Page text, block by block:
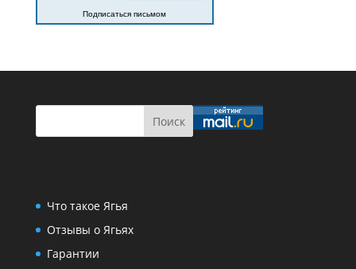
Подписаться письмом
Что такое Ягья
Отзывы о Ягьях
Гарантии